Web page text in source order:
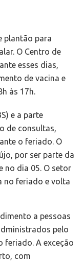
plantão para
O Centro de
esses dias,
de vacina e
às 17h.
e a parte
de consultas,
o feriado. O
por ser parte da
no dia 05. O setor
no feriado e volta
a pessoas
pelo
feriado. A exceção
com